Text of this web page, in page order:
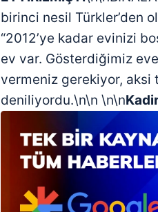
birinci nesil Türkler’den
“2012’ye kadar evinizi
ev var. Gösterdiğimiz
vermeniz gerekiyor, aksi
deniliyordu.\n\n \n\n